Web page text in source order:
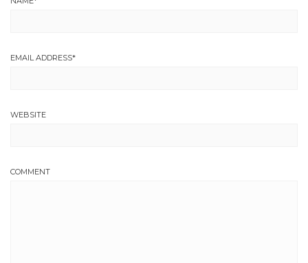
EMAIL ADDRESS*
WEBSITE
COMMENT